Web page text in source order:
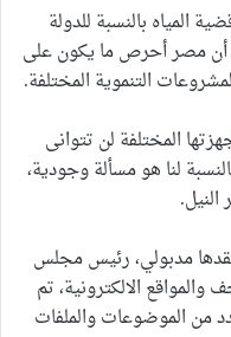
المياه بالنسبة للدولة
أن مصر أحرص ما يكون على
التنموية المختلفة.
المختلفة لن تتوانى
لنا هو مسألة وجودية،
مدبولي، رئيس مجلس
الالكترونية، تم
من الموضوعات والملفات